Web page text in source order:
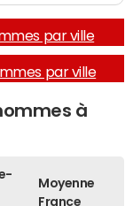
par ville
par ville
à
Moyenne
France